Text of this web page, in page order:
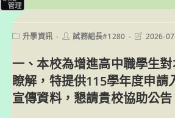
Post升學資訊
Post試務組長#1280
Post2026-
一、本校為增進高中職學生
瞭解，特提供115學年度申請
宣傳資料，懇請貴校協助公告